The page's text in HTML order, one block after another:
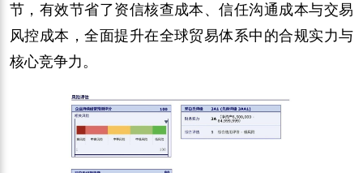
节，有效节省了资信核查成本、信任沟通成本与交易
风控成本，全面提升在全球贸易体系中的合规实力与
核心竞争力。